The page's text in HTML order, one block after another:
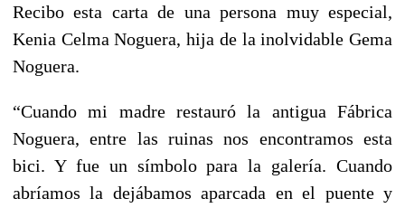
Recibo esta carta de una persona muy especial,
Kenia Celma Noguera, hija de la inolvidable Gema
Noguera.
“Cuando mi madre restauró la antigua Fábrica
Noguera, entre las ruinas nos encontramos esta
bici. Y fue un símbolo para la galería. Cuando
abríamos la dejábamos aparcada en el puente y